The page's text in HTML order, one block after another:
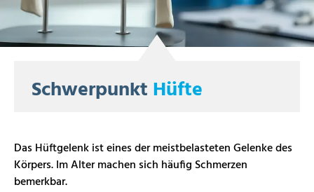
Schwerpunkt Hüfte
Das Hüftgelenk ist eines der meistbelasteten Gelenke des
Körpers. Im Alter machen sich häufig Schmerzen
bemerkbar.